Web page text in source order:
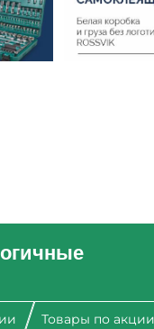
Товары по акции